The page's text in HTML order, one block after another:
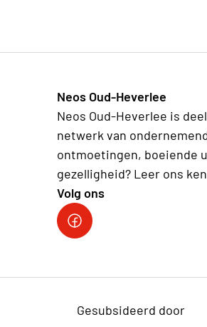
Neos Oud-Heverlee
Neos Oud-Heverlee is
netwerk van
ontmoetingen, boeiende
gezelligheid? Leer ons
Volg ons
Facebook
Gesubsideerd door